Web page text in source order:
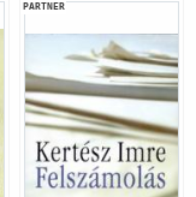
PARTNER